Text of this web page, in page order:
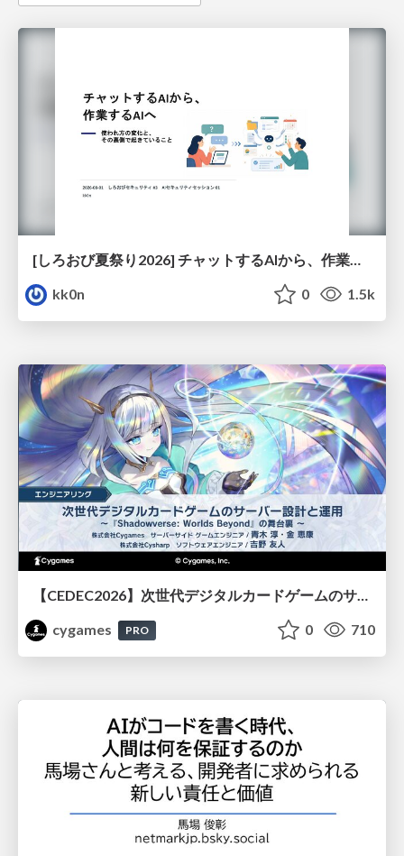
kk0n
0 1.5k
【CEDEC2026】次世代デジタルカードゲームのサーバー設計と運用 〜『Shadowverse: Worlds Beyond』の舞台裏～
cygames
PRO 0 710